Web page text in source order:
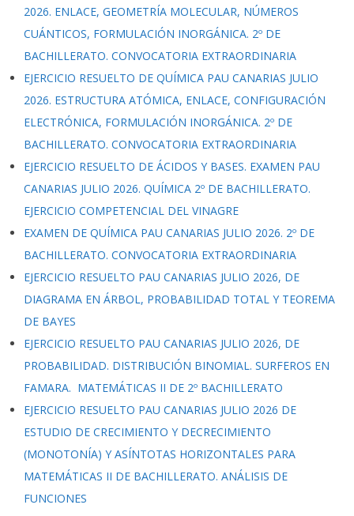
2026. ENLACE, GEOMETRÍA MOLECULAR, NÚMEROS
CUÁNTICOS, FORMULACIÓN INORGÁNICA. 2º DE
BACHILLERATO. CONVOCATORIA EXTRAORDINARIA
EJERCICIO RESUELTO DE QUÍMICA PAU CANARIAS JULIO
2026. ESTRUCTURA ATÓMICA, ENLACE, CONFIGURACIÓN
ELECTRÓNICA, FORMULACIÓN INORGÁNICA. 2º DE
BACHILLERATO. CONVOCATORIA EXTRAORDINARIA
EJERCICIO RESUELTO DE ÁCIDOS Y BASES. EXAMEN PAU
CANARIAS JULIO 2026. QUÍMICA 2º DE BACHILLERATO.
EJERCICIO COMPETENCIAL DEL VINAGRE
EXAMEN DE QUÍMICA PAU CANARIAS JULIO 2026. 2º DE
BACHILLERATO. CONVOCATORIA EXTRAORDINARIA
EJERCICIO RESUELTO PAU CANARIAS JULIO 2026, DE
DIAGRAMA EN ÁRBOL, PROBABILIDAD TOTAL Y TEOREMA
DE BAYES
EJERCICIO RESUELTO PAU CANARIAS JULIO 2026, DE
PROBABILIDAD. DISTRIBUCIÓN BINOMIAL. SURFEROS EN
FAMARA. MATEMÁTICAS II DE 2º BACHILLERATO
EJERCICIO RESUELTO PAU CANARIAS JULIO 2026 DE
ESTUDIO DE CRECIMIENTO Y DECRECIMIENTO
(MONOTONÍA) Y ASÍNTOTAS HORIZONTALES PARA
MATEMÁTICAS II DE BACHILLERATO. ANÁLISIS DE
FUNCIONES